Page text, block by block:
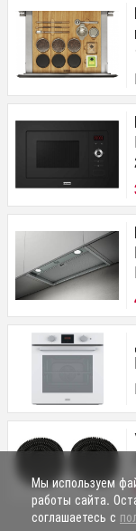
Мы используем
работы сайта.
соглашаетесь с